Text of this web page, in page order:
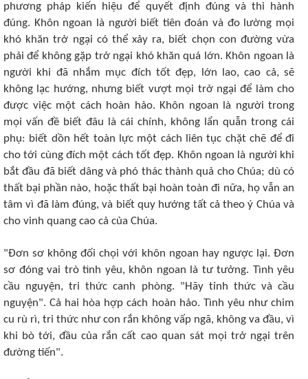
phương pháp kiến hiệu để quyết định đúng và thi hành
đúng. Khôn ngoan là người biết tiên đoán và đo lường mọi
khó khăn trở ngại có thể xảy ra, biết chọn con đường vừa
phải để không gặp trở ngại khó khăn quá lớn. Khôn ngoan là
người khi đã nhắm mục đích tốt đẹp, lớn lao, cao cả, sẽ
không lạc hướng, nhưng biết vượt mọi trở ngại để làm cho
được việc một cách hoàn hảo. Khôn ngoan là người trong
mọi vấn đề biết đâu là cái chính, không lẩn quẫn trong cái
phụ: biết dồn hết toàn lực một cách liên tục chặt chẽ để đi
cho tới cùng đích một cách tốt đẹp. Khôn ngoan là người khi
bắt đầu đã biết dâng và phó thác thành quả cho Chúa; dù có
thất bại phần nào, hoặc thất bại hoàn toàn đi nữa, họ vẫn an
tâm vì đã làm đúng, và biết quy hướng tất cả theo ý Chúa và
cho vinh quang cao cả của Chúa.
"Ðơn sơ không đối chọi với khôn ngoan hay ngược lại. Ðơn
sơ đóng vai trò tình yêu, khôn ngoan là tư tưởng. Tình yêu
cầu nguyện, tri thức canh phòng. "Hãy tỉnh thức và cầu
nguyện". Cả hai hòa hợp cách hoàn hảo. Tình yêu như chim
cu rù rì, tri thức như con rắn không vấp ngã, không va đầu, vì
khi bò tới, đầu của rắn cất cao quan sát mọi trở ngại trên
đường tiến".